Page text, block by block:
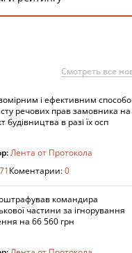
Смотреть все
і ефективним
речових прав замовника на
будівництва в разі їх осп
Лента от Протокола
Коментарии:0
командира
частини за ігнорування
на 66 560 грн